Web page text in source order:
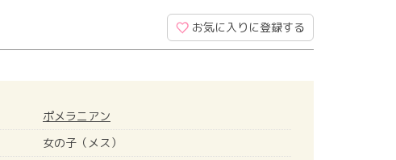
お気に入りに登録する
ポメラニアン
女の子（メス）